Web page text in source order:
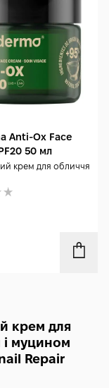
Anti-Ox Face
50 мл
крем для обличчя
крем для
і муцином
Repair